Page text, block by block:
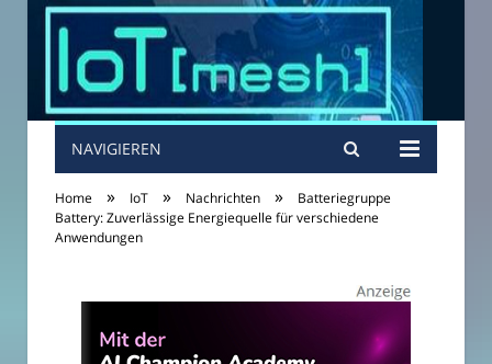
NAVIGIEREN
Home » IoT » Nachrichten »
Batteriegruppe
Battery: Zuverlässige Energiequelle für verschiedene
Anwendungen